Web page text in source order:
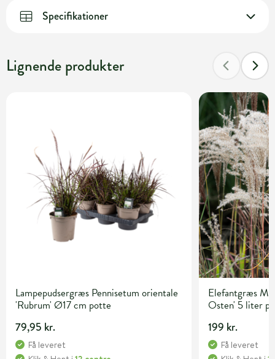
Specifikationer
Lignende produkter
Lampepudsergræs Pennisetum orientale
'Rubrum' Ø17 cm potte
79,95 kr.
Få leveret
Elefantgræs
Osten' 5 liter
199 kr.
Få leveret